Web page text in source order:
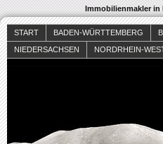
Immobilienmakler in
START BADEN-WÜRTTEMBERG
NIEDERSACHSEN
NORDRHEIN-